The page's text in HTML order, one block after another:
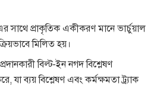
সাথে প্রাকৃতিক একীকরণ মানে ভার্চুয়াল
মিলিত হয়।
বিল্ট-ইন নগদ বিশ্লেষণ
যা ব্যয় বিশ্লেষণ এবং কর্মক্ষমতা ট্র্যাক